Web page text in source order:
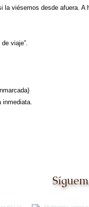
la viésemos desde afuera. A
viaje”.
inmediata.